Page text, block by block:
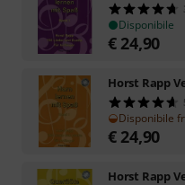
Disponibile
€ 24,90
Horst Rapp
Disponibile
€ 24,90
Horst Rapp